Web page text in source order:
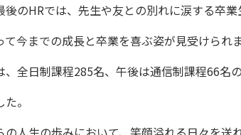
後のHRでは、先生や友との別れに涙する卒業
て今までの成長と卒業を喜ぶ姿が見受けられ
、全日制課程285名、午後は通信制課程66名
。